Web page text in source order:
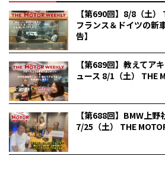
【第690回】8/8（土）
フランス＆ドイツの新
告】
【第689回】教えてア
ュース 8/1（土） THE
【第688回】BMW上野
7/25（土） THE